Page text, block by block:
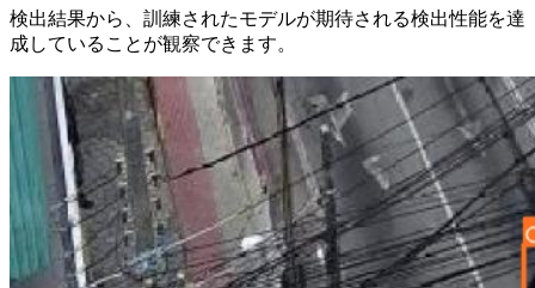
検出結果から、訓練されたモデルが期待される検出性能を達
成していることが観察できます。